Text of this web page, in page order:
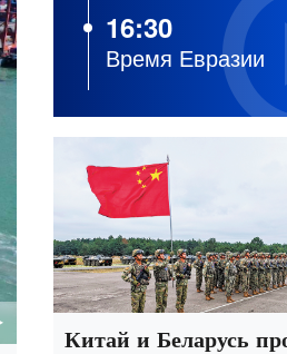
16:30
Время Евразии
Китай и Беларусь